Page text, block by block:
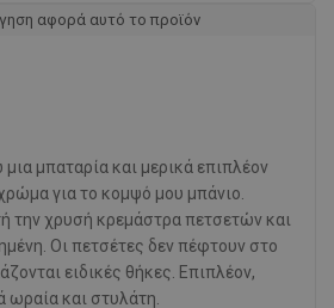
αφορά αυτό το προϊόν
μπαταρία και μερικά επιπλέον
για το κομψό μου μπάνιο.
την χρυσή κρεμάστρα πετσετών και
Οι πετσέτες δεν πέφτουν στο
ειδικές θήκες. Επιπλέον,
ωραία και στυλάτη.